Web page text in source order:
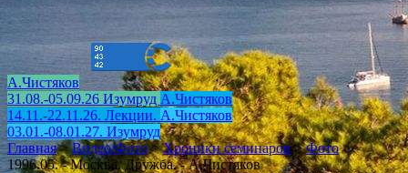
А.Чистяков
31.08.-05.09.26 Изумруд А.Чистяков
14.11.-22.11.26. Лекции. А.Чистяков
03.01.-08.01.27. Изумруд
Главная > Видео/Фото > Хроники семинаров > Фото >
1996.05. - Москва. Дружба. - А.Чистяков